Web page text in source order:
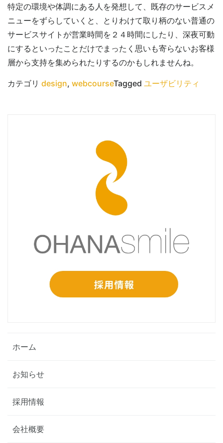
特定の環境や体調にある人を発想して、既存のサービスメ
ニューをずらしていくと、とりわけて取り柄のない普通の
サービスサイトが営業時間を２４時間にしたり、深夜可動
にするといったことだけでまったく思いも寄らないお客様
層から支持を集められたりするのかもしれませんね。
カテゴリ design, webcourseTagged ユーザビリティ
ホーム
お知らせ
採用情報
会社概要